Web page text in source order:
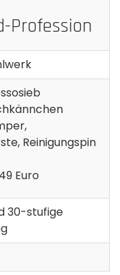
Profession
Reinigungspin
Euro
30-stufige